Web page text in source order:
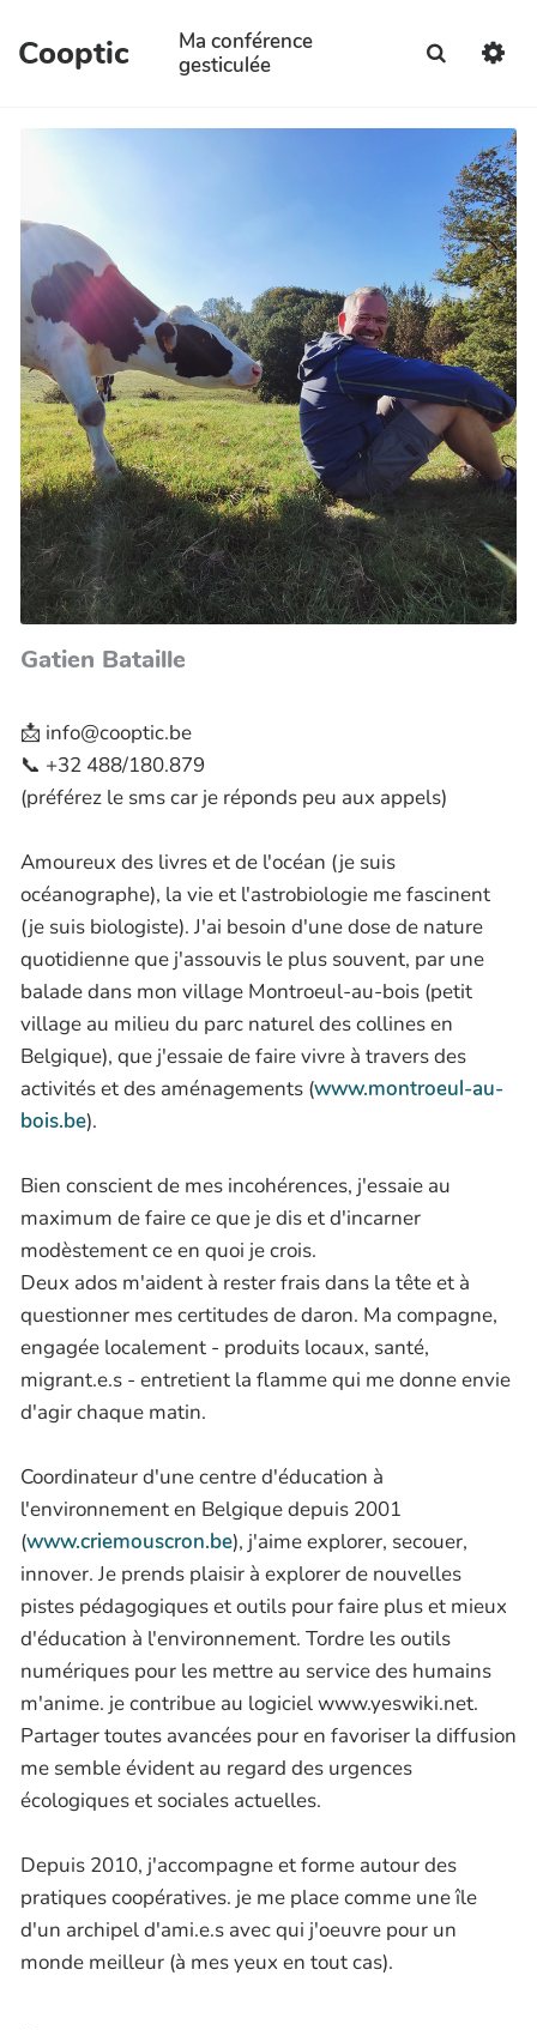
Aller au contenu principal
Cooptic
Ma conférence
gesticulée
Gatien Bataille
📩 info@cooptic.be
📞 +32 488/180.879
(préférez le sms car je réponds peu aux appels)
Amoureux des livres et de l'océan (je suis
océanographe), la vie et l'astrobiologie me fascinent
(je suis biologiste). J'ai besoin d'une dose de nature
quotidienne que j'assouvis le plus souvent, par une
balade dans mon village Montroeul-au-bois (petit
village au milieu du parc naturel des collines en
Belgique), que j'essaie de faire vivre à travers des
activités et des aménagements (www.montroeul-au-
bois.be).
Bien conscient de mes incohérences, j'essaie au
maximum de faire ce que je dis et d'incarner
modèstement ce en quoi je crois.
Deux ados m'aident à rester frais dans la tête et à
questionner mes certitudes de daron. Ma compagne,
engagée localement - produits locaux, santé,
migrant.e.s - entretient la flamme qui me donne envie
d'agir chaque matin.
Coordinateur d'une centre d'éducation à
l'environnement en Belgique depuis 2001
(www.criemouscron.be), j'aime explorer, secouer,
innover. Je prends plaisir à explorer de nouvelles
pistes pédagogiques et outils pour faire plus et mieux
d'éducation à l'environnement. Tordre les outils
numériques pour les mettre au service des humains
m'anime. je contribue au logiciel www.yeswiki.net.
Partager toutes avancées pour en favoriser la diffusion
me semble évident au regard des urgences
écologiques et sociales actuelles.
Depuis 2010, j'accompagne et forme autour des
pratiques coopératives. je me place comme une île
d'un archipel d'ami.e.s avec qui j'oeuvre pour un
monde meilleur (à mes yeux en tout cas).